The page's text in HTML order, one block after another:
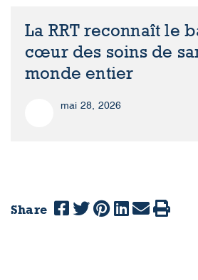
La RRT reconnaît le
cœur des soins de
monde entier
mai 28, 2026
Share